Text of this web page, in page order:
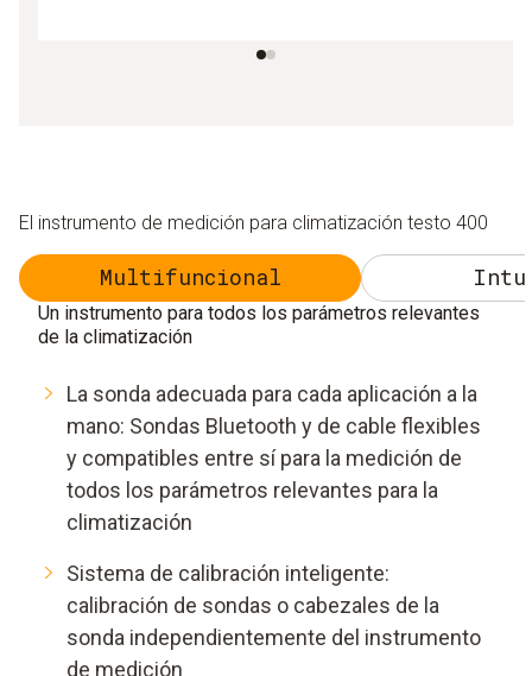
El instrumento de medición para climatización testo 400
Multifuncional
Un instrumento para todos los parámetros relevantes
de la climatización
La sonda adecuada para cada aplicación a la
mano: Sondas Bluetooth y de cable flexibles
y compatibles entre sí para la medición de
todos los parámetros relevantes para la
climatización
Sistema de calibración inteligente:
calibración de sondas o cabezales de la
sonda independientemente del instrumento
de medición